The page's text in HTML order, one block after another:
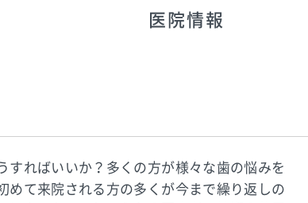
医院情報
すればいいか？多くの方が様々な歯の悩みを
めて来院される方の多くが今まで繰り返しの